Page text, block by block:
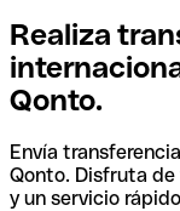
Realiza
Qonto.
Envía
Qonto. Disfruta
y un servicio